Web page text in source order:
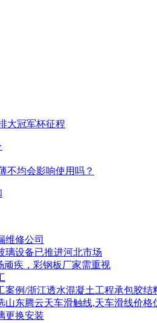
维修公司
璃设备已推进河北市场
顽疾，彩钢板厂家需重视
案例/浙江透水混凝土工程承包胶结
山东腾云天车滑触线,天车滑线价格
更换安装